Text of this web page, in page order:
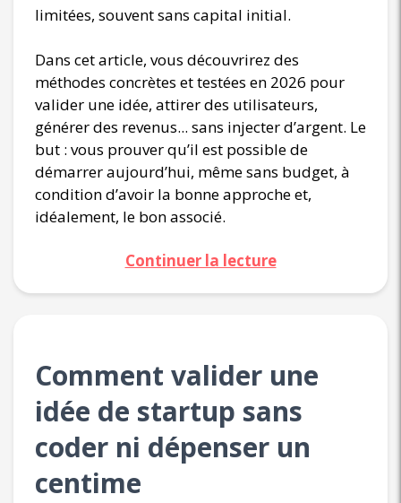
limitées, souvent sans capital initial.
Dans cet article, vous découvrirez des
méthodes concrètes et testées en 2026 pour
valider une idée, attirer des utilisateurs,
générer des revenus... sans injecter d’argent. Le
but : vous prouver qu’il est possible de
démarrer aujourd’hui, même sans budget, à
condition d’avoir la bonne approche et,
idéalement, le bon associé.
Continuer la lecture
Comment valider une
idée de startup sans
coder ni dépenser un
centime